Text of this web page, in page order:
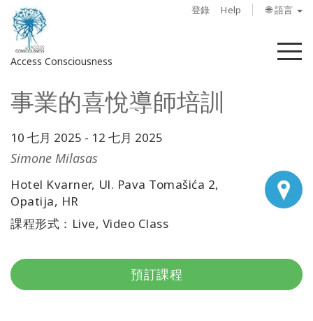
登錄 Help 🌐 語言
Access Consciousness
菜
登
您
帳
戶
關
於
事業的喜悅導師培訓
10 七月 2025 - 12 七月 2025
Simone Milasas
Hotel Kvarner, Ul. Pava Tomašića 2,
Opatija, HR
課程形式：Live, Video Class
預訂課程